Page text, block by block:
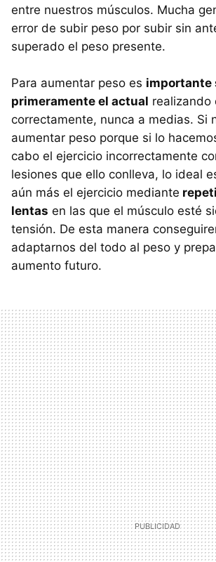
entre nuestros músculos. Mucha
error de subir peso por subir sin
superado el peso presente.
Para aumentar peso es importante
primeramente el actual realizando
correctamente, nunca a medias. Si
aumentar peso porque si lo
cabo el ejercicio incorrectamente
lesiones que ello conlleva, lo ideal
aún más el ejercicio mediante
lentas en las que el músculo esté
tensión. De esta manera
adaptarnos del todo al peso y
aumento futuro.